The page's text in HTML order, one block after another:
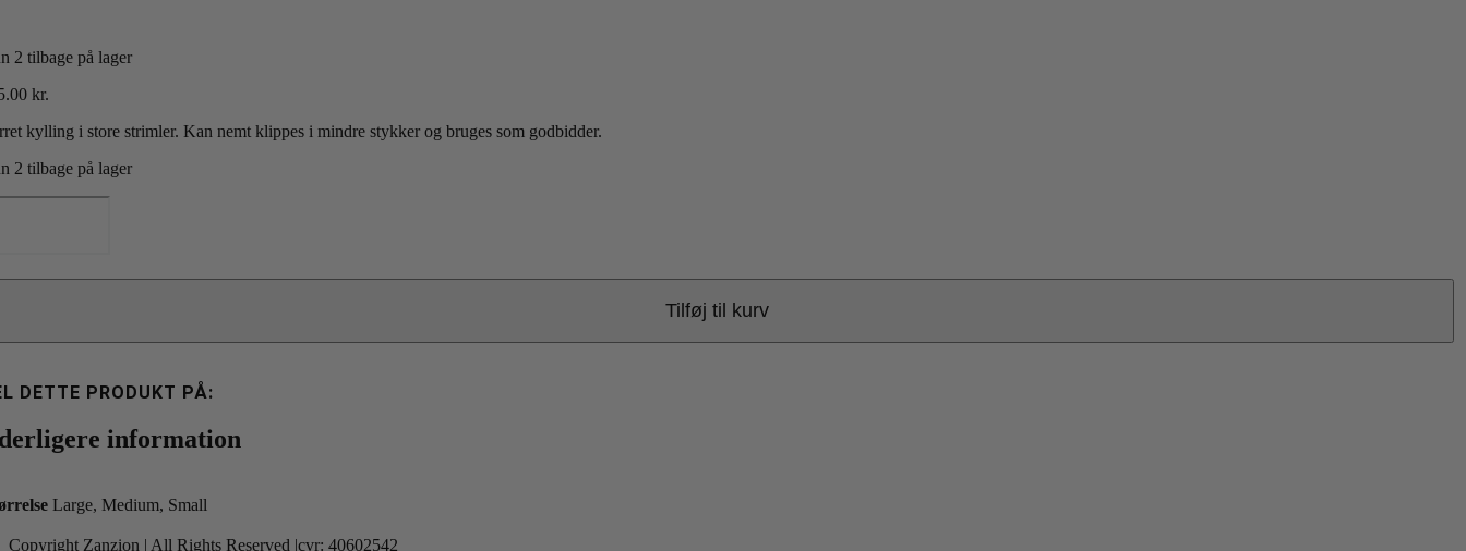
2 tilbage på lager
kr.
kylling i store strimler. Kan nemt klippes i mindre stykker og bruges som godbidder.
2 tilbage på lager
Tilføj til kurv
DETTE PRODUKT PÅ:
information
Large, Medium, Small
Copyright Zanzion | All Rights Reserved |cvr: 40602542